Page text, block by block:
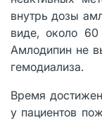
внутрь дозы
виде, около
Амлодипин не
гемодиализа.
Время
у пациентов